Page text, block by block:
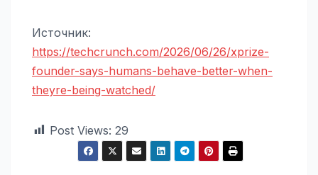
Источник:
https://techcrunch.com/2026/06/26/xprize-
founder-says-humans-behave-better-when-
theyre-being-watched/
Post Views: 29